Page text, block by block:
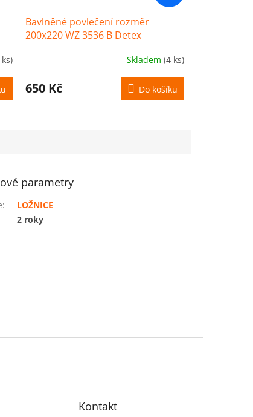
Bavlněné povlečení rozměr
200x220 WZ 3536 B Detex
Skladem (4 ks)
650 Kč Do košíku
parametry
:
LOŽNICE
2 roky
Kontakt